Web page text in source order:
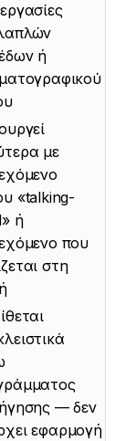
ή
με
«talking-
ή
που
στη
— δεν
εφαρμογή